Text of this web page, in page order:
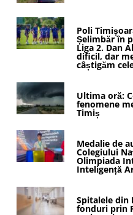
Poli
Șelimbăr în
Liga 2. Dan
dificil, dar
câștigăm
Ultima oră:
fenomene
Timiș
Medalie de
Colegiului
Olimpiada
Inteligență
Spitalele din
fonduri prin